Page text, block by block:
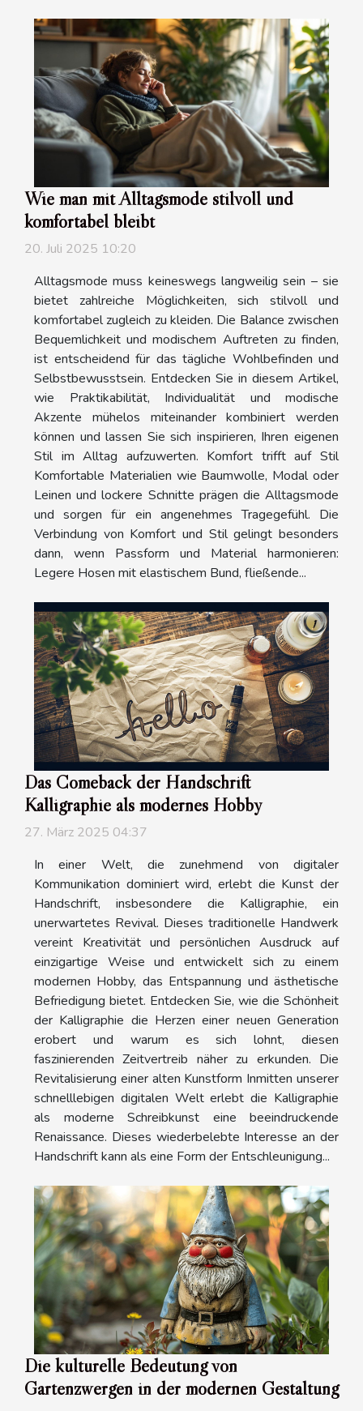
Wie man mit Alltagsmode stilvoll und
komfortabel bleibt
20. Juli 2025 10:20
Alltagsmode muss keineswegs langweilig sein – sie
bietet zahlreiche Möglichkeiten, sich stilvoll und
komfortabel zugleich zu kleiden. Die Balance zwischen
Bequemlichkeit und modischem Auftreten zu finden,
ist entscheidend für das tägliche Wohlbefinden und
Selbstbewusstsein. Entdecken Sie in diesem Artikel,
wie Praktikabilität, Individualität und modische
Akzente mühelos miteinander kombiniert werden
können und lassen Sie sich inspirieren, Ihren eigenen
Stil im Alltag aufzuwerten. Komfort trifft auf Stil
Komfortable Materialien wie Baumwolle, Modal oder
Leinen und lockere Schnitte prägen die Alltagsmode
und sorgen für ein angenehmes Tragegefühl. Die
Verbindung von Komfort und Stil gelingt besonders
dann, wenn Passform und Material harmonieren:
Legere Hosen mit elastischem Bund, fließende...
Das Comeback der Handschrift
Kalligraphie als modernes Hobby
27. März 2025 04:37
In einer Welt, die zunehmend von digitaler
Kommunikation dominiert wird, erlebt die Kunst der
Handschrift, insbesondere die Kalligraphie, ein
unerwartetes Revival. Dieses traditionelle Handwerk
vereint Kreativität und persönlichen Ausdruck auf
einzigartige Weise und entwickelt sich zu einem
modernen Hobby, das Entspannung und ästhetische
Befriedigung bietet. Entdecken Sie, wie die Schönheit
der Kalligraphie die Herzen einer neuen Generation
erobert und warum es sich lohnt, diesen
faszinierenden Zeitvertreib näher zu erkunden. Die
Revitalisierung einer alten Kunstform Inmitten unserer
schnelllebigen digitalen Welt erlebt die Kalligraphie
als moderne Schreibkunst eine beeindruckende
Renaissance. Dieses wiederbelebte Interesse an der
Handschrift kann als eine Form der Entschleunigung...
Die kulturelle Bedeutung von
Gartenzwergen in der modernen Gestaltung